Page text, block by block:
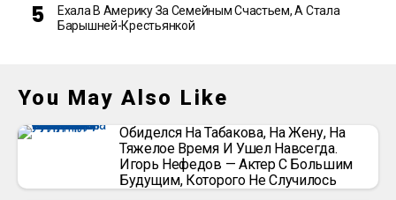
Ехала В Америку За Семейным Счастьем, А Стала
Барышней-Крестьянкой
You May Also Like
Обиделся На Табакова, На Жену, На
Тяжелое Время И Ушел Навсегда.
Игорь Нефедов — Актер С Большим
Будущим, Которого Не Случилось